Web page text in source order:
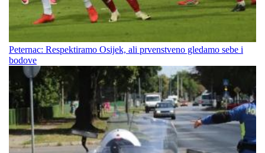
Peternac: Respektiramo Osijek, ali prvenstveno gledamo sebe i
bodove